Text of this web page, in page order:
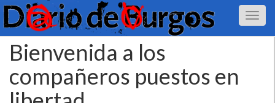
Bienvenida a los
compañeros puestos en